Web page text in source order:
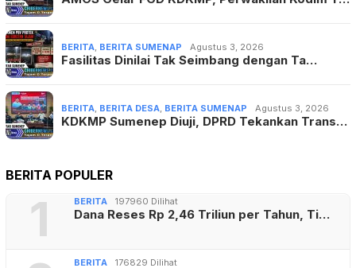
BERITA BERITA SUMENAP Agustus 3, 2026
Fasilitas Dinilai Tak Seimbang dengan Ta…
BERITA BERITA DESA BERITA SUMENAP Agustus 3, 2026
KDKMP Sumenep Diuji, DPRD Tekankan Trans…
BERITA POPULER
1 BERITA 197960 Dilihat
Dana Reses Rp 2,46 Triliun per Tahun, Ti…
BERITA 176829 Dilihat